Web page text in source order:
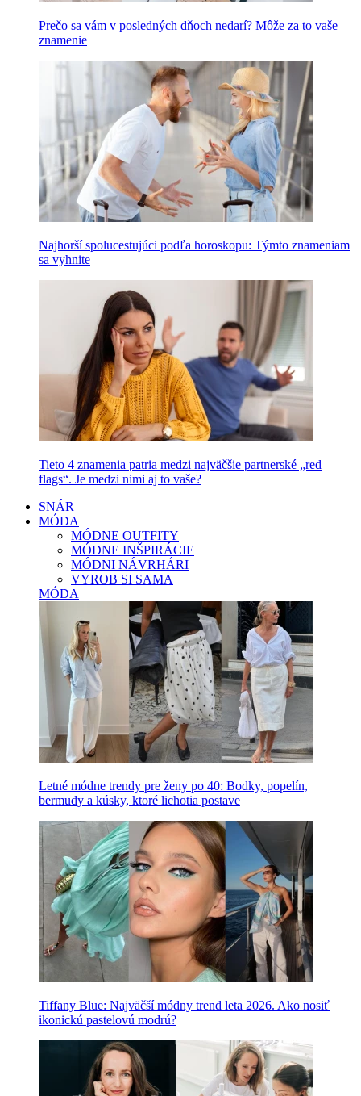
Prečo sa vám v posledných dňoch nedarí? Môže za to vaše
znamenie
Najhorší spolucestujúci podľa horoskopu: Týmto znameniam
sa vyhnite
Tieto 4 znamenia patria medzi najväčšie partnerské „red
flags“. Je medzi nimi aj to vaše?
SNÁR
MÓDA
MÓDNE OUTFITY
MÓDNE INŠPIRÁCIE
MÓDNI NÁVRHÁRI
VYROB SI SAMA
MÓDA
Letné módne trendy pre ženy po 40: Bodky, popelín,
bermudy a kúsky, ktoré lichotia postave
Tiffany Blue: Najväčší módny trend leta 2026. Ako nosiť
ikonickú pastelovú modrú?